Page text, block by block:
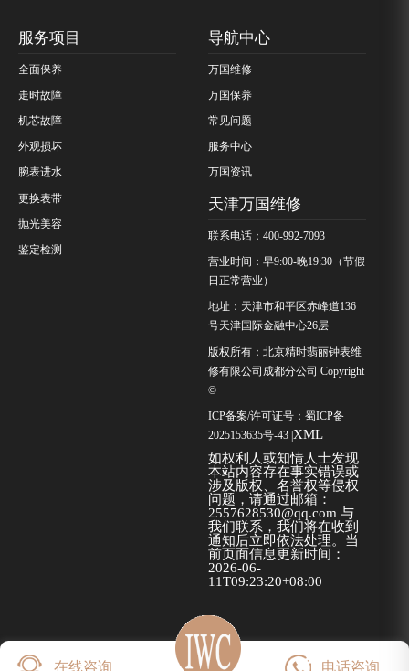
服务项目
全面保养
走时故障
机芯故障
外观损坏
腕表进水
更换表带
抛光美容
鉴定检测
导航中心
万国维修
万国保养
常见问题
服务中心
万国资讯
天津万国维修
联系电话：400-992-7093
营业时间：早9:00-晚19:30（节假
日正常营业）
地址：天津市和平区赤峰道136
号天津国际金融中心26层
版权所有：北京精时翡丽钟表维
修有限公司成都分公司 Copyright
©
ICP备案/许可证号：蜀ICP备
2025153635号-43 XML
如权利人或知情人士发现
本站内容存在事实错误或
涉及版权、名誉权等侵权
问题，请通过邮箱：
2557628530@qq.com 与
我们联系，我们将在收到
通知后立即依法处理。当
前页面信息更新时间：
2026-06-
11T09:23:20+08:00
在线咨询 电话咨询